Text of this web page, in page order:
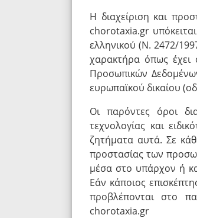
Η διαχείριση και
chorotaxia.gr
ελληνικού (Ν. 2472/
χαρακτήρα όπως έχει
Προσωπικών
ευρωπαϊκού δικαίου
Οι παρόντες όροι
τεχνολογίας και
ζητήματα αυτά. Σε
προστασίας των
μέσα στο υπάρχον ή
Εάν κάποιος
προβλέπονται στο
chorotaxia.gr